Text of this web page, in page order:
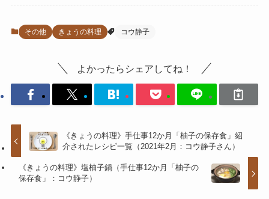
その他 きょうの料理 コウ静子
よかったらシェアしてね！
《きょうの料理》手仕事12か月「柚子の保存食」紹
介されたレシピ一覧（2021年2月：コウ静子さん）
《きょうの料理》塩柚子鍋（手仕事12か月「柚子の
保存食」：コウ静子）